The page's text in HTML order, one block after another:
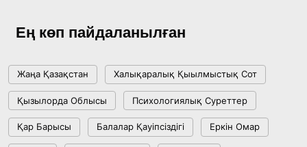
жетістіктері мен даму бағыты
Мемлекет басшысы Көбейтұз көлінің жай-
күйіне назар аударды
18:22, 17 Шілде 2026
Ең көп пайдаланылған
Жаңа Қазақстан Халықаралық Қыылмыстық Сот
Қызылорда Облысы Психологиялық Суреттер
Қар Барысы Балалар Қауіпсіздігі Еркін Омар